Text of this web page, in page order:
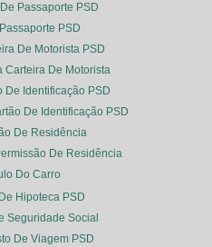
Passaporte PSD
PSD
De Motorista PSD
Carteira De Motorista
De Identificação PSD
De Identificação PSD
De Residência
De Residência
Do Carro
Hipoteca PSD
Seguridade Social
De Viagem PSD